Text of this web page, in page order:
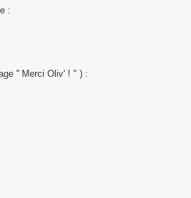
:
'' Merci Oliv' ! " ) :